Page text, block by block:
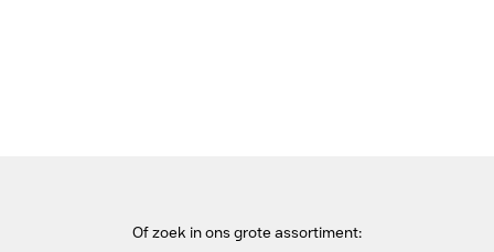
Of zoek in ons grote assortiment: